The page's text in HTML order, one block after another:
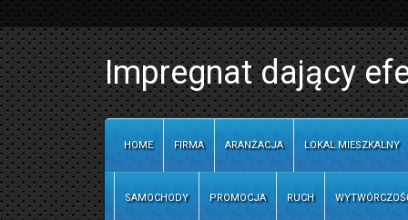
Impregnat dający
HOME FIRMA ARANŻACJA LOKAL MIESZKALNY
SAMOCHODY PROMOCJA RUCH